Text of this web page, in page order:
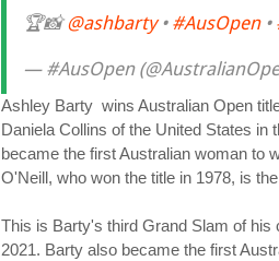
🏆📸@ashbarty• #AusOpen•
— #AusOpen
Ashley Barty wins Australian Open
Daniela Collins of the United States in
became the first Australian woman to
O'Neill, who won the title in 1978, is
This is Barty's third Grand Slam of his
2021. Barty also became the first